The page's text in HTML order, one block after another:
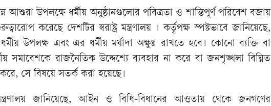
আশুরা উপলক্ষে ধর্মীয় অনুষ্ঠানগুলোর পবিত্রতা ও শান্তিপূর্ণ পরিবেশ বজায়
করেছে দেশটির স্বরাষ্ট্র মন্ত্রণালয় । কর্তৃপক্ষ স্পষ্টভাবে জানিয়েছে,
উপলক্ষ এবং এর ধর্মীয় মর্যাদা অক্ষুণ্ণ রাখতে হবে। কোনো ব্যক্তি বা
সমাবেশকে রাজনৈতিক উদ্দেশ্যে ব্যবহার না করে বা জনশৃঙ্খলা বিঘ্নিত
করে, সে বিষয়ে সতর্ক করা হয়েছে।
জানিয়েছে, আইন ও বিধি-বিধানের আওতায় থেকে জনগণের